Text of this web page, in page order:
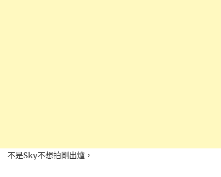
不是Sky不想拍剛出爐，